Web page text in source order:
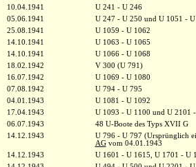
10.04.1941
U 241 - U 246
05.06.1941
U 247 - U 250 und U 1051 -
25.08.1941
U 1059 - U 1062
14.10.1941
U 1063 - U 1065
14.10.1941
U 1066 - U 1068
18.02.1942
V 300 (U 791)
16.07.1942
U 1069 - U 1080
07.08.1942
U 794 - U 795
04.01.1943
U 1081 - U 1092
17.04.1943
U 1093 - U 1100 und U 2101
06.07.1943
48 U-Boote des Typs XVII G
14.12.1943
U 796 - U 797 (Ursprünglich
AGvom 04.01.1943
14.12.1943
U 1601 - U 1615, U 1701 - U